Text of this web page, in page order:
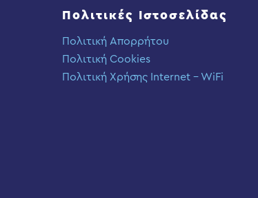
Πολιτικές Ιστοσελίδας
Πολιτική Απορρήτου
Πολιτική Cookies
Πολιτική Χρήσης Internet – WiFi